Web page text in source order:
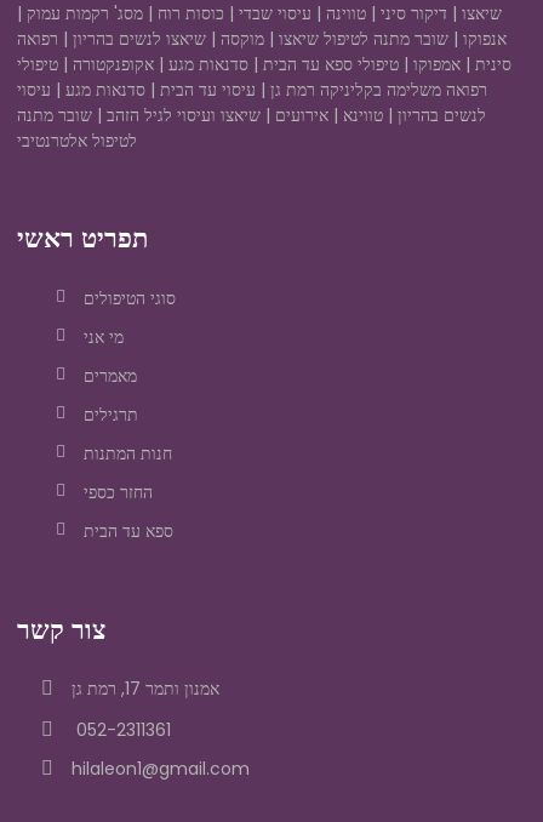
שיאצו | דיקור סיני | טווינה | עיסוי שבדי | כוסות רוח | מסג' רקמות עמוק |
אנפוקו | שובר מתנה לטיפול שיאצו | מוקסה | שיאצו לנשים בהריון | רפואה
סינית | אמפוקו | טיפולי ספא עד הבית | סדנאות מגע | אקופנקטורה | טיפולי
רפואה משלימה בקליניקה רמת גן | עיסוי עד הבית | סדנאות מגע | עיסוי
לנשים בהריון | טווינא | אירועים | שיאצו ועיסוי לגיל הזהב | שובר מתנה
לטיפול אלטרנטיבי
תפריט ראשי
סוגי הטיפולים
מי אני
מאמרים
תרגילים
חנות המתנות
החזר כספי
ספא עד הבית
צור קשר
אמנון ותמר 17, רמת גן
052-2311361
hilaleon1@gmail.com